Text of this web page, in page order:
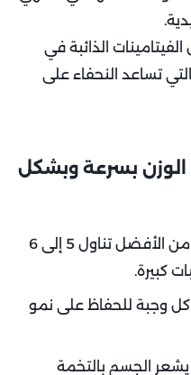
الذائبة في
تساعد النحفاء على
الوزن بسرعة وبشكل
تناول وجبات صغيرة متعددة: من الأفضل تناول 5 إلى 6
كبيرة.
كل وجبة للحفاظ على نمو
الجسم بالتخمة